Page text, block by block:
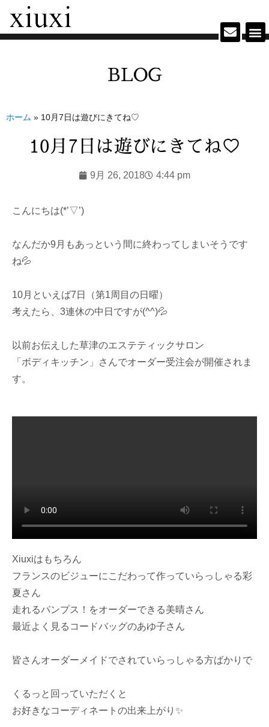
BLOG
ホーム » 10月7日は遊びにきてね♡
10月7日は遊びにきてね♡
9月 26, 2018 4:44 pm
こんにちは(*’▽’)
なんだか9月もあっという間に終わってしまいそうです
ね💦
10月といえば7日（第1周目の日曜）
考えたら、3連休の中日ですが(^^)💦
以前お伝えした草津のエステティックサロン
「ボディキッチン」さんでオーダー受注会が開催されま
す。
Xiuxiはもちろん
フランスのビジューにこだわって作っていらっしゃる彩
夏さん
走れるパンプス！をオーダーできる美晴さん
最近よく見るコードバッグのあゆ子さん
皆さんオーダーメイドでされていらっしゃる方ばかりで
くるっと回っていただくと
お好きなコーディネートの出来上がり✨